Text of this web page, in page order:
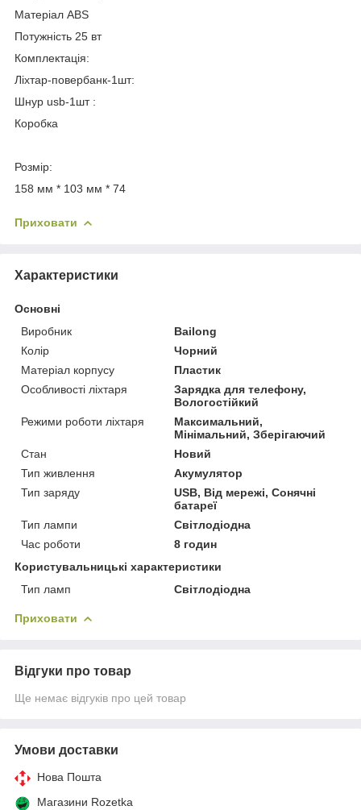
Матеріал ABS
Потужність 25 вт
Комплектація:
Ліхтар-повербанк-1шт:
Шнур usb-1шт :
Коробка
Розмір:
158 мм * 103 мм * 74
Приховати
Характеристики
Основні
Виробник
Bailong
Колір
Чорний
Матеріал корпусу
Пластик
Особливості ліхтаря
Зарядка для телефону,
Вологостійкий
Режими роботи ліхтаря
Максимальний,
Мінімальний, Зберігаючий
Стан
Новий
Тип живлення
Акумулятор
Тип заряду
USB, Від мережі, Сонячні
батареї
Тип лампи
Світлодіодна
Час роботи
8 годин
Користувальницькі характеристики
Тип ламп
Світлодіодна
Приховати
Відгуки про товар
Ще немає відгуків про цей товар
Умови доставки
Нова Пошта
Магазини Rozetka